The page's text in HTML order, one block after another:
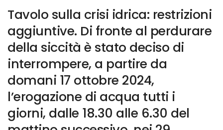
Tavolo sulla crisi idrica: restrizioni
aggiuntive. Di fronte al perdurare
della siccità è stato deciso di
interrompere, a partire da
domani 17 ottobre 2024,
l’erogazione di acqua tutti i
giorni, dalle 18.30 alle 6.30 del